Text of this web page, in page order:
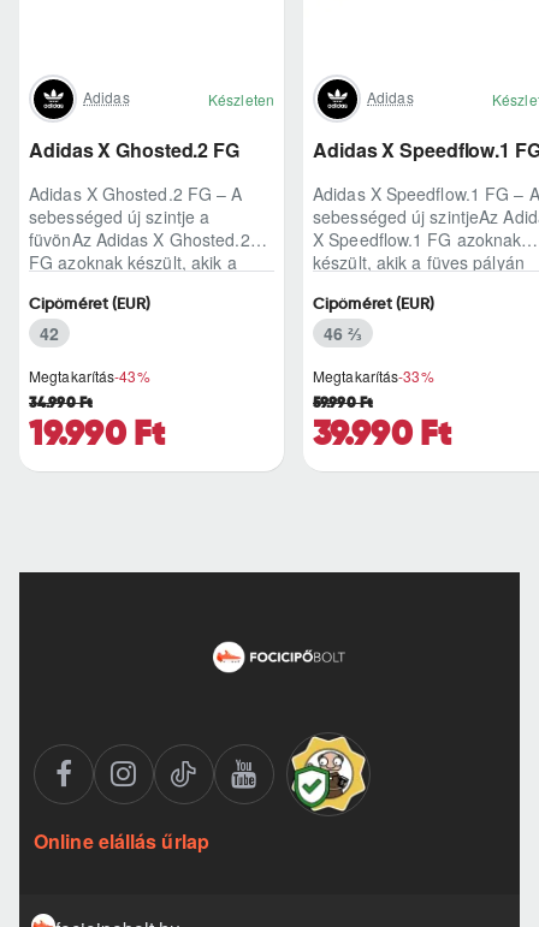
Adidas Készleten
Adidas X Ghosted.2 FG
Adidas X Ghosted.2 FG – A
sebességed új szintje a
füvönAz Adidas X Ghosted.2
FG azoknak készült, akik a
pillanataiban is azonnal r..
Megtakarítás-43%
19.990 Ft
34.990 Ft
Cipőméret (EUR)
42
Adidas
Adidas X Speedflow.1
Adidas X Speedflow.1 FG – A
sebességed új szintjeAz
X Speedflow.1 FG azoknak
készült, akik a füves pályán
ritmust diktál..
Megtakarítás-33%
39.990 Ft
59.990 Ft
Cipőméret (EUR)
46 ⅔
Online elállás űrlap